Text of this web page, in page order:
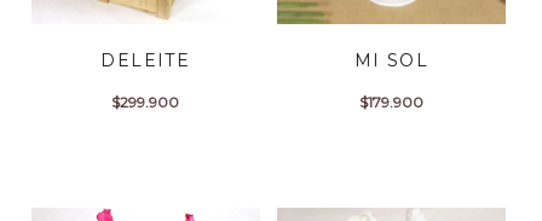
DELEITE
$299.900
MI SOL
$179.900